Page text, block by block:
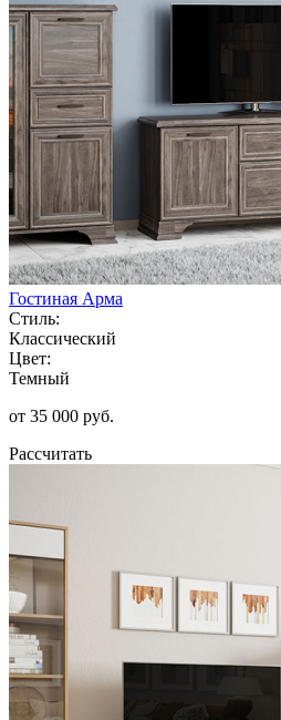
Гостиная Арма
Стиль:
Классический
Цвет:
Темный
от 35 000 руб.
Рассчитать